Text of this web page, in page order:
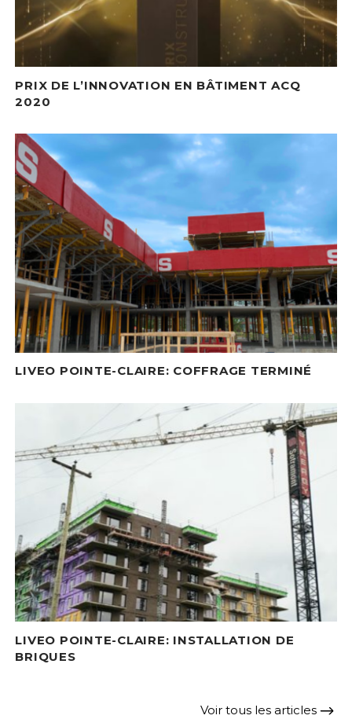
PRIX DE L’INNOVATION EN BÂTIMENT ACQ
2020
LIVEO POINTE-CLAIRE: COFFRAGE TERMINÉ
LIVEO POINTE-CLAIRE: INSTALLATION DE
BRIQUES
Voir tous les articles